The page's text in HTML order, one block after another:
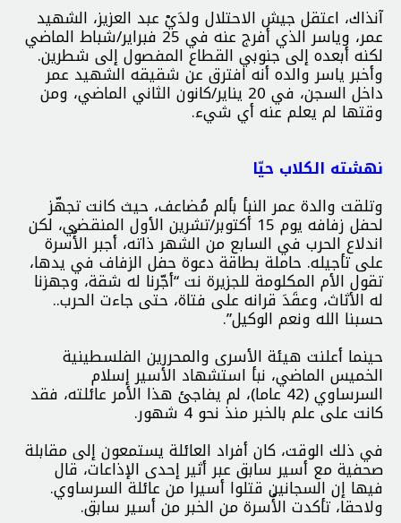
آنذاك، اعتقل جيش الاحتلال ولدَيْ عبد العزيز، الشهيد
عمر، وياسر الذي أفرج عنه في 25 فبراير/شباط الماضي
لكنه أبعده إلى جنوبي القطاع المفصول إلى شطرين.
وأخبر ياسر والده أنه افترق عن شقيقه الشهيد عمر
داخل السجن، في 20 يناير/كانون الثاني الماضي، ومن
وقتها لم يعلم عنه أي شيء.
نهشته الكلاب حيّا
وتلقت والدة عمر النبأ بألم مُضاعف، حيث كانت تجهّز
لحفل زفافه يوم 15 أكتوبر/تشرين الأول المنقضي، لكن
اندلاع الحرب في السابع من الشهر ذاته، أجبر الأُسرة
على تأجيله. حاملة بطاقة دعوة حفل الزفاف في يدها،
تقول الأم المكلومة للجزيرة نت “أجّرنا له شقة، وجهزنا
له الأثاث، وعقَدَ قرانه على فتاة، حتى جاءت الحرب..
حسبنا الله ونعم الوكيل”.
حينما أعلنت هيئة الأسرى والمحررين الفلسطينية
الخميس الماضي، نبأ استشهاد الأسير إسلام
السرساوي (42 عاما)، لم يفاجئ هذا الأمر عائلته، فقد
كانت على علم بالخبر منذ نحو 4 شهور.
في ذلك الوقت، كان أفراد العائلة يستمعون إلى مقابلة
صحفية مع أسير سابق عبر أثير إحدى الإذاعات، قال
فيها إن السجانين قتلوا أسيرا من عائلة السرساوي.
ولاحقا، تأكدت الأُسرة من الخبر من أسير سابق.